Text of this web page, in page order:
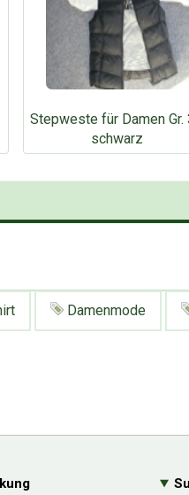
Stepweste für Damen Gr.
schwarz
Damenmode